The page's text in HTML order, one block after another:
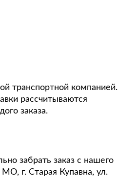
транспортной компанией.
рассчитываются
заказа.
забрать заказ с нашего
г. Старая Купавна, ул.